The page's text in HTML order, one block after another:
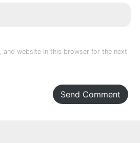
and website in this browser for the next
Send Comment